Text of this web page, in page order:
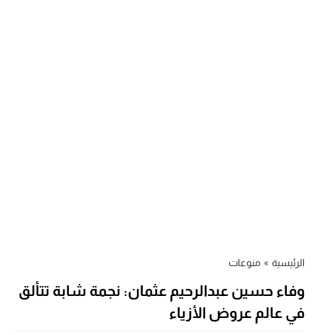
الرئيسية » منوعات
وفاء حسين عبدالرحيم عثمان: نجمة شابة تتألق
في عالم عروض الأزياء